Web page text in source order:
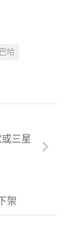
哈
三星
架